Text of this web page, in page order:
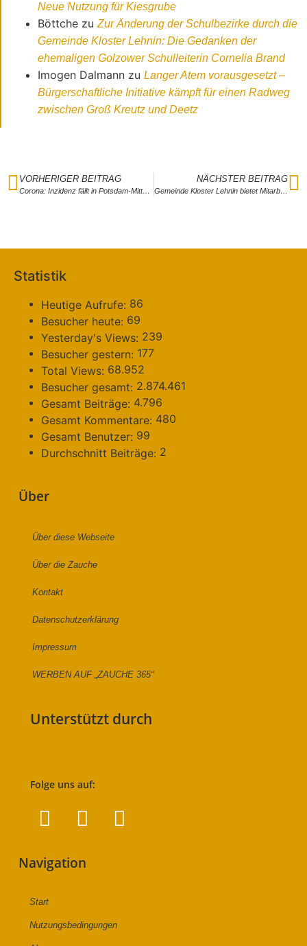
Neue Nutzung für Kiesgrube
Böttche zuZur Änderung der Schulbezirke durch die
Gemeinde Kloster Lehnin: Die Gedanken der
ehemaligen Golzower Schulleiterin Cornelia Brand
Imogen Dalmann zuLanger Atem vorausgesetzt –
Bürgerschaftliche Initiative kämpft für einen Radweg
zwischen Groß Kreutz und Deetz
VORHERIGER BEITRAG
Corona: Inzidenz fällt in Potsdam-Mittelmark weiter
NÄCHSTER BEITRAG
Gemeinde Kloster Lehnin bietet Mitarbeitern kostenlose Schnelltests
Statistik
Heutige Aufrufe: 86
Besucher heute: 69
Yesterday's Views: 239
Besucher gestern: 177
Total Views: 68.952
Besucher gesamt: 2.874.461
Gesamt Beiträge: 4.796
Gesamt Kommentare: 480
Gesamt Benutzer: 99
Durchschnitt Beiträge: 2
Über
Über diese Webseite
Über die Zauche
Kontakt
Datenschutzerklärung
Impressum
WERBEN AUF „ZAUCHE 365“
Unterstützt durch
Folge uns auf:
Navigation
Start
Nutzungsbedingungen